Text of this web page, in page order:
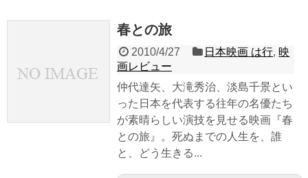
春との旅
2010/4/27 日本映画 は行, 映
画レビュー
仲代達矢、大滝秀治、淡島千景とい
った日本を代表する往年の名優たち
が素晴らしい演技を見せる映画『春
との旅』。死ぬまでの人生を、誰
と、どう生きる...